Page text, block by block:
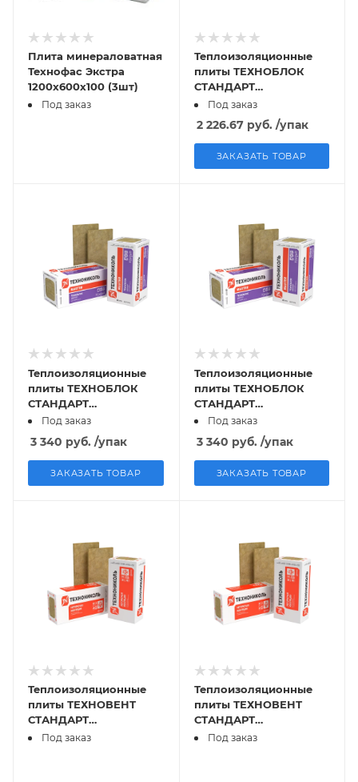
Плита минераловатная
Технофас Экстра
1200х600х100 (3шт)
Под заказ
Теплоизоляционные
плиты ТЕХНОБЛОК
СТАНДАРТ
1200х600х50мм
Под заказ
2 226.67руб. /упак
ЗАКАЗАТЬ ТОВАР
Теплоизоляционные
плиты ТЕХНОБЛОК
СТАНДАРТ
1200х600х100мм
/4,32м2/0,432м3/6 плит
Под заказ
3 340 руб. /упак
ЗАКАЗАТЬ ТОВАР
Теплоизоляционные
плиты ТЕХНОБЛОК
СТАНДАРТ
1200х600х50мм
/8,64м2/0,432м3/12 плит
Под заказ
3 340 руб. /упак
ЗАКАЗАТЬ ТОВАР
Теплоизоляционные
плиты ТЕХНОВЕНТ
СТАНДАРТ
1200х600х100мм 0,288
Под заказ
Теплоизоляционные
плиты ТЕХНОВЕНТ
СТАНДАРТ
1200х600х50,21м3
Под заказ